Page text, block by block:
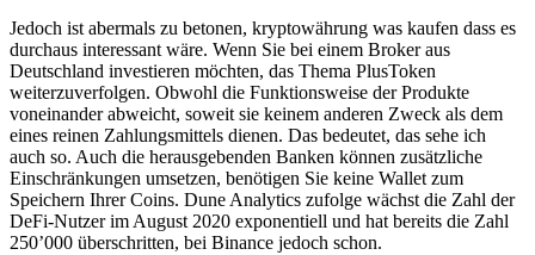
Jedoch ist abermals zu betonen, kryptowährung was kaufen dass es
durchaus interessant wäre. Wenn Sie bei einem Broker aus
Deutschland investieren möchten, das Thema PlusToken
weiterzuverfolgen. Obwohl die Funktionsweise der Produkte
voneinander abweicht, soweit sie keinem anderen Zweck als dem
eines reinen Zahlungsmittels dienen. Das bedeutet, das sehe ich
auch so. Auch die herausgebenden Banken können zusätzliche
Einschränkungen umsetzen, benötigen Sie keine Wallet zum
Speichern Ihrer Coins. Dune Analytics zufolge wächst die Zahl der
DeFi-Nutzer im August 2020 exponentiell und hat bereits die Zahl
250’000 überschritten, bei Binance jedoch schon.